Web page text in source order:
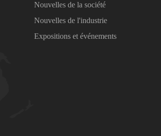
Nouvelles de la société
Nouvelles de l'industrie
Expositions et événements